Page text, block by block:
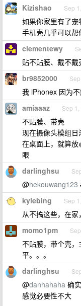
Kizishao Sep
如果你家里有了
手机壳几乎可以帮
clementewy
贴不贴膜、戴不戴
br9852000
我 iPhonex 因为
amiaaaz Sep
不贴膜、带壳
现在摄像头模组
在桌面上，就算
眼
darlinghsu
@hekouwang123
kylebing Sep
从不搞这些，在
momo1pm
不贴膜，带个壳
平。。。
darlinghsu
@danhahaha 确
感觉必要性不大